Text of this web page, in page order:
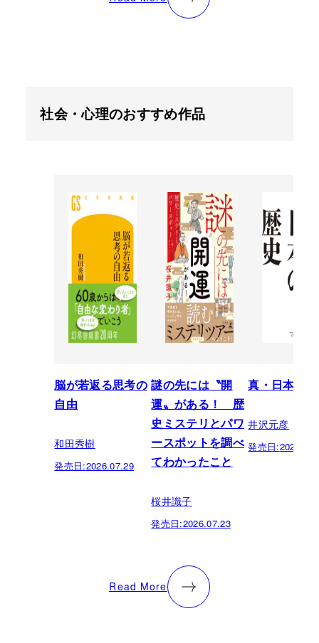
社会・心理のおすすめ作品
脳が若返る思考の
自由
和田秀樹
発売日:2026.07.29
謎の先には〝開
運〟がある！ 歴
史ミステリとパワ
ースポットを調べ
てわかったこと
桜井識子
発売日:2026.07.23
真・日本の
井沢元彦
発売日:
Read More